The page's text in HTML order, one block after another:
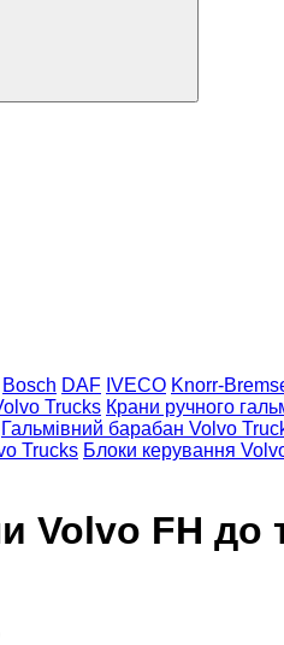
Bosch DAF IVECO Knorr-
Trucks Крани ручного
Гальмівний барабан Volvo
Trucks Блоки керування
Volvo FH до